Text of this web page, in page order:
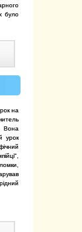
було
на
Вона
урок